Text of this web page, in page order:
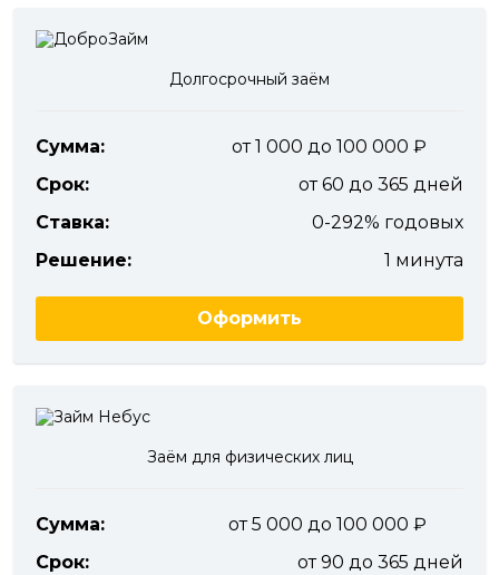
Долгосрочный заём
Сумма:
от 1 000 до 100 000
Срок:
от 60 до 365 дней
Ставка:
0-292% годовых
Решение:
1 минута
Оформить
Заём для физических лиц
Сумма:
от 5 000 до 100 000
Срок:
от 90 до 365 дней